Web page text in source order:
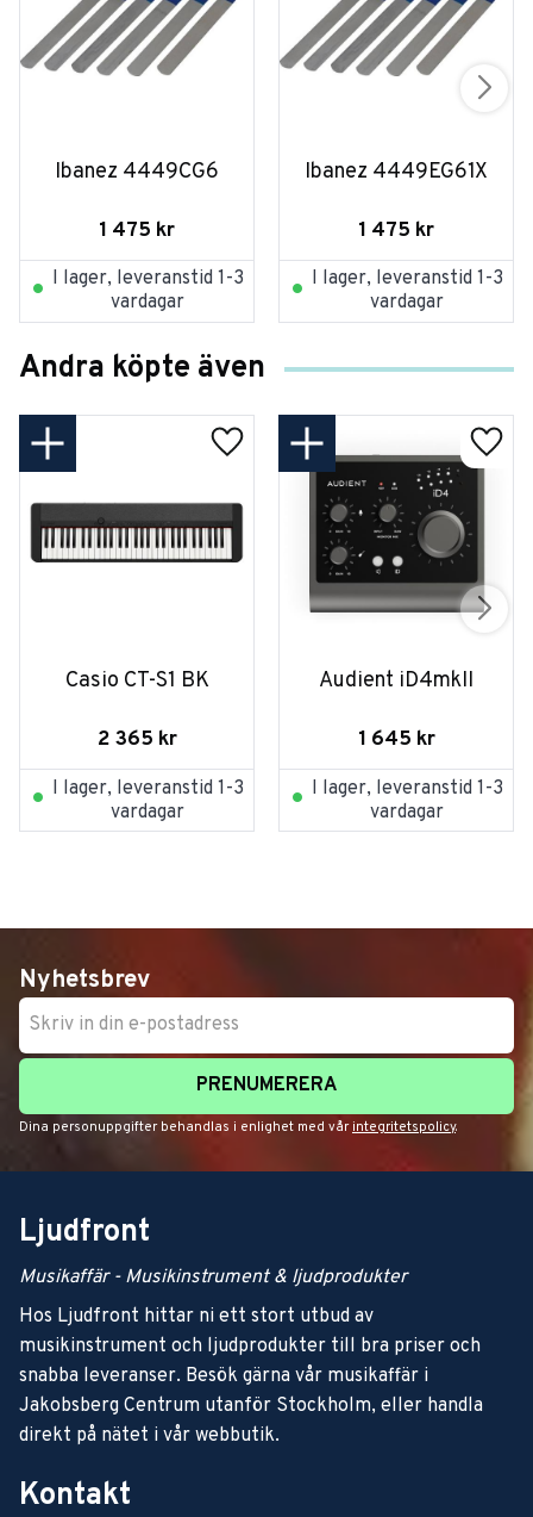
Ibanez 4449CG6
1 475 kr
I lager, leveranstid 1-3
vardagar
Ibanez 4449EG61X
1 475 kr
I lager, leveranstid 1-3
vardagar
Andra köpte även
Casio CT-S1 BK
2 365 kr
I lager, leveranstid 1-3
vardagar
Audient iD4mkII
1 645 kr
I lager, leveranstid 1-3
vardagar
Nyhetsbrev
PRENUMERERA
Dina personuppgifter behandlas i enlighet med vår integritetspolicy.
Ljudfront
Musikaffär - Musikinstrument & ljudprodukter
Hos Ljudfront hittar ni ett stort utbud av
musikinstrument och ljudprodukter till bra priser och
snabba leveranser. Besök gärna vår musikaffär i
Jakobsberg Centrum utanför Stockholm, eller handla
direkt på nätet i vår webbutik.
Kontakt